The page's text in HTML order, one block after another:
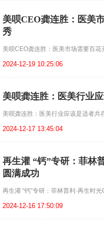
美呗CEO龚连胜：医美
秀
美呗CEO龚连胜：医美市场需要百花
2024-12-19 10:25:06
美呗龚连胜：医美行业
美呗龚连胜：医美行业应该是适者共
2024-12-17 13:45:04
再生灌 “钙”专研：菲林
圆满成功
再生灌 “钙”专研：菲林普利·再生时光
2024-12-16 17:50:09